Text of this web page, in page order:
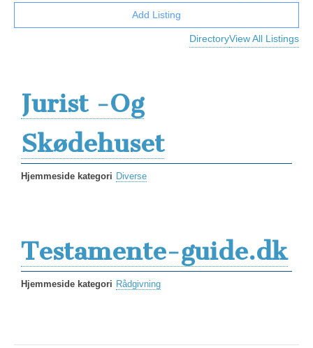
DirectoryView All Listings
Add Listing
Jurist -Og
Skødehuset
Hjemmeside kategori Diverse
Testamente-guide.dk
Hjemmeside kategori Rådgivning